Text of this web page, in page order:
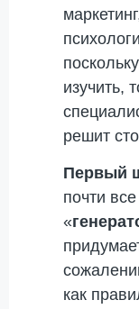
изучить,
решит
Первый
почти
«
как